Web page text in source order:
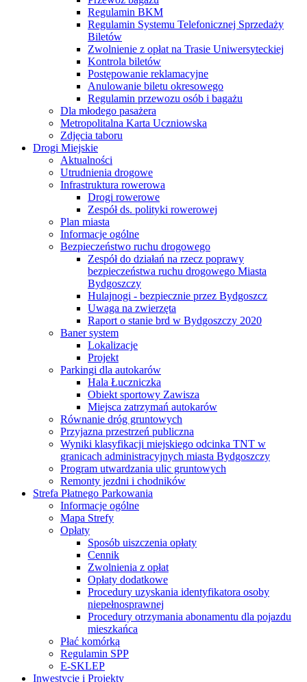
Regulamin BKM
Regulamin Systemu Telefonicznej Sprzedaży
Biletów
Zwolnienie z opłat na Trasie Uniwersyteckiej
Kontrola biletów
Postępowanie reklamacyjne
Anulowanie biletu okresowego
Regulamin przewozu osób i bagażu
Dla młodego pasażera
Metropolitalna Karta Uczniowska
Zdjęcia taboru
Drogi Miejskie
Aktualności
Utrudnienia drogowe
Infrastruktura rowerowa
Drogi rowerowe
Zespół ds. polityki rowerowej
Plan miasta
Informacje ogólne
Bezpieczeństwo ruchu drogowego
Zespół do działań na rzecz poprawy
bezpieczeństwa ruchu drogowego Miasta
Bydgoszczy
Hulajnogi - bezpiecznie przez Bydgoszcz
Uwaga na zwierzęta
Raport o stanie brd w Bydgoszczy 2020
Baner system
Lokalizacje
Projekt
Parkingi dla autokarów
Hala Łuczniczka
Obiekt sportowy Zawisza
Miejsca zatrzymań autokarów
Równanie dróg gruntowych
Przyjazna przestrzeń publiczna
Wyniki klasyfikacji miejskiego odcinka TNT w
granicach administracyjnych miasta Bydgoszczy
Program utwardzania ulic gruntowych
Remonty jezdni i chodników
Strefa Płatnego Parkowania
Informacje ogólne
Mapa Strefy
Opłaty
Sposób uiszczenia opłaty
Cennik
Zwolnienia z opłat
Opłaty dodatkowe
Procedury uzyskania identyfikatora osoby
niepełnosprawnej
Procedury otrzymania abonamentu dla pojazdu
mieszkańca
Płać komórką
Regulamin SPP
E-SKLEP
Inwestycje i Projekty